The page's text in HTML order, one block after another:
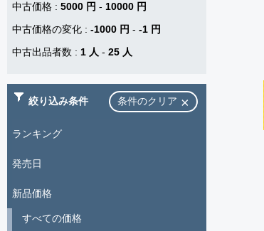
中古価格 : 5000 円 - 10000 円
中古価格の変化 : -1000 円 - -1 円
中古出品者数 : 1 人 - 25 人
絞り込み条件 条件のクリア
ランキング
発売日
新品価格
すべての価格